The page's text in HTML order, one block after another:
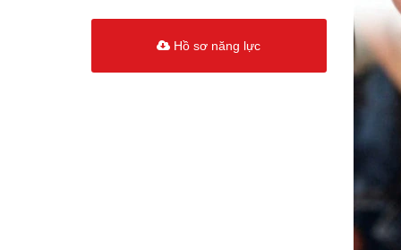
Hồ sơ năng lực